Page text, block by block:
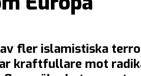
fler islamistiska
kraftfullare mot